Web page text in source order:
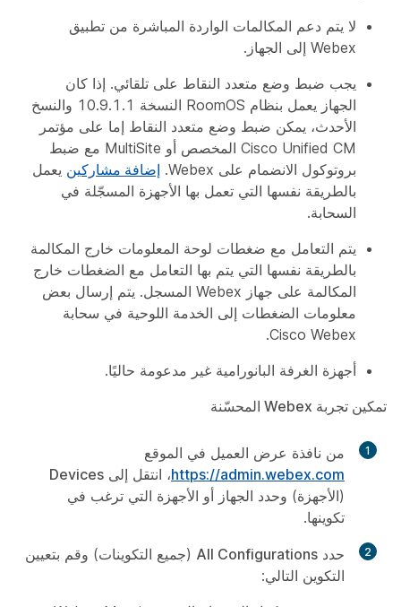
لا يتم دعم المكالمات الواردة المباشرة من تطبيق
Webex إلى الجهاز.
يجب ضبط وضع متعدد النقاط على تلقائي. إذا كان
الجهاز يعمل بنظام RoomOS النسخة 10.9.1.1 والنسخ
الأحدث، يمكن ضبط وضع متعدد النقاط إما على مؤتمر
Cisco Unified CM المخصص أو MultiSite مع ضبط
بروتوكول الانضمام على Webex.
إضافة مشاركين يعمل
بالطريقة نفسها التي تعمل بها الأجهزة المسجّلة في
السحابة.
يتم التعامل مع ضغطات لوحة المعلومات خارج المكالمة
بالطريقة نفسها التي يتم بها التعامل مع الضغطات خارج
المكالمة على جهاز Webex المسجل. يتم إرسال بعض
معلومات الضغطات إلى الخدمة اللوحية في سحابة
Cisco Webex.
أجهزة الغرفة البانورامية غير مدعومة حاليًا.
تمكين تجربة Webex المحسّنة
1
من نافذة عرض العميل في الموقع
https://admin.webex.com، انتقل إلى Devices
(الأجهزة) وحدد الجهاز أو الأجهزة التي ترغب في
تكوينها.
2 حدد All Configurations (جميع التكوينات) وقم بتعيين
التكوين التالي: